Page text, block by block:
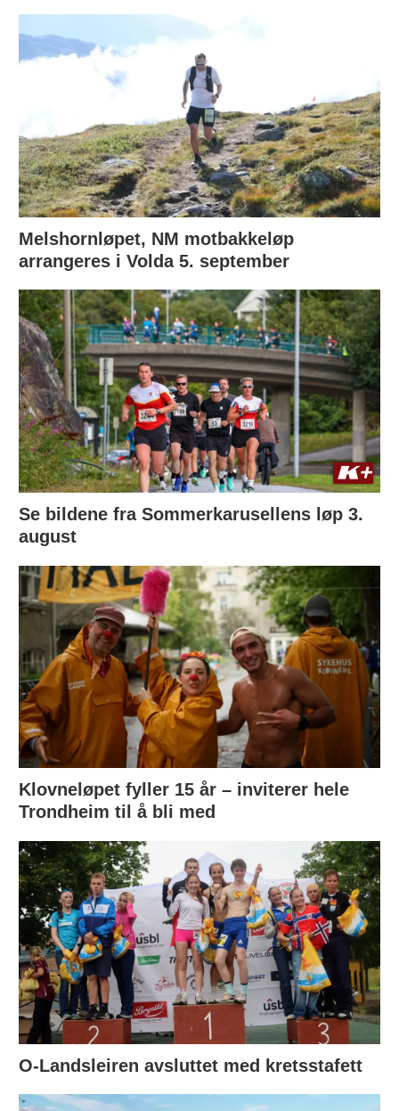
Melshornløpet, NM motbakkeløp
arrangeres i Volda 5. september
Se bildene fra Sommerkarusellens løp 3.
august
Klovneløpet fyller 15 år – inviterer hele
Trondheim til å bli med
O-Landsleiren avsluttet med kretsstafett